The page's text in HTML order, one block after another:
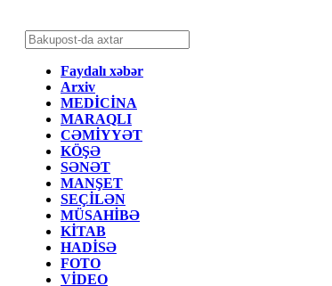
Faydalı xəbər
Arxiv
MEDİCİNA
MARAQLI
CƏMİYYƏT
KÖŞƏ
SƏNƏT
MANŞET
SEÇİLƏN
MÜSAHİBƏ
KİTAB
HADİSƏ
FOTO
VİDEO